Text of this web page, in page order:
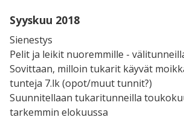
Syyskuu 2018
Sienestys
Pelit ja leikit nuoremmille -
Sovittaan, milloin tukarit käyvät
tunteja 7.lk (opot/muut tunnit?)
Suunnitellaan tukaritunneilla
tarkemmin elokuussa